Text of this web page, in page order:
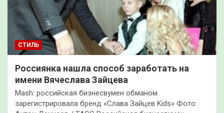
СТИЛЬ
Россиянка нашла способ заработать на
имени Вячеслава Зайцева
Mash: российская бизнесвумен обманом
зарегистрировала бренд «Слава Зайцев Kids» Фото: